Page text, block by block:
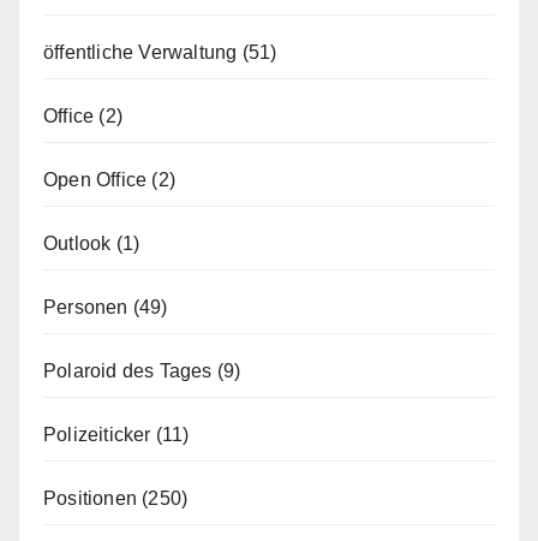
öffentliche Verwaltung (51)
Office (2)
Open Office (2)
Outlook (1)
Personen (49)
Polaroid des Tages (9)
Polizeiticker (11)
Positionen (250)